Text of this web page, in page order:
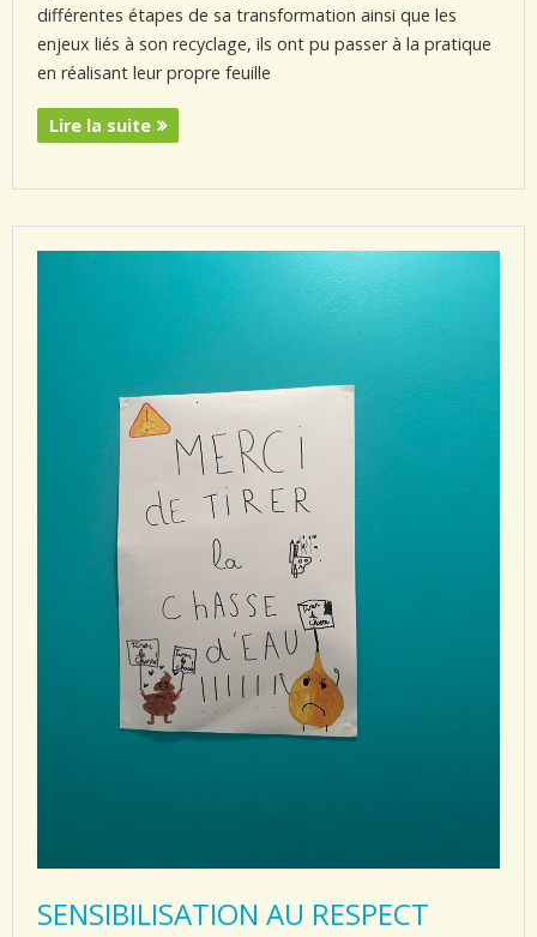
différentes étapes de sa transformation ainsi que les
enjeux liés à son recyclage, ils ont pu passer à la pratique
en réalisant leur propre feuille
Lire la suite
SENSIBILISATION AU RESPECT